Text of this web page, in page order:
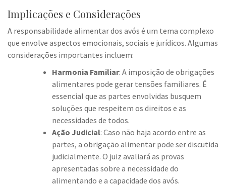
Implicações e Considerações
A responsabilidade alimentar dos avós é um tema complexo
que envolve aspectos emocionais, sociais e jurídicos. Algumas
considerações importantes incluem:
Harmonia Familiar: A imposição de obrigações
alimentares pode gerar tensões familiares. É
essencial que as partes envolvidas busquem
soluções que respeitem os direitos e as
necessidades de todos.
Ação Judicial: Caso não haja acordo entre as
partes, a obrigação alimentar pode ser discutida
judicialmente. O juiz avaliará as provas
apresentadas sobre a necessidade do
alimentando e a capacidade dos avós.